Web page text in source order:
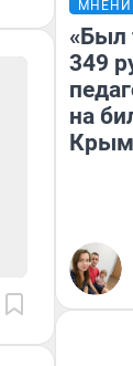
«Был
349
на